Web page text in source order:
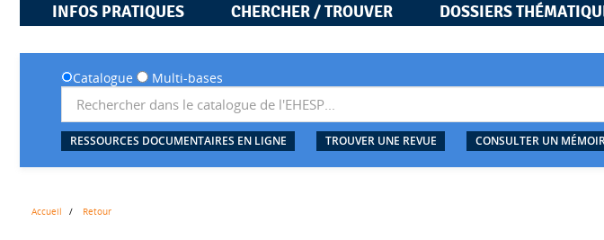
INFOS PRATIQUES
CHERCHER / TROUVER DOSSIERS
Catalogue Multi-bases
RESSOURCES DOCUMENTAIRES EN LIGNE TROUVER UNE REVUE CONSULTER UN
Accueil Retour